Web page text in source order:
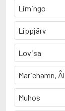
Limingo
Lippjärv
Lovisa
Mariehamn,
Muhos